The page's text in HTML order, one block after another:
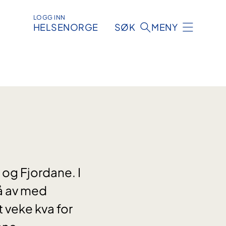
LOGG INN
HELSENORGE SØK MENY
Fjordane. I
av med
kva for